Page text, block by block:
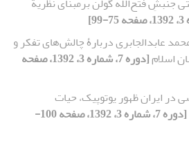
عابدالجابری دربارۀ چالش‌های تفکر و
اسلام
[دوره 7، شماره 3، 1392، صفحه
در ایران ظهور یوتوپیک، حیات
[دوره 7، شماره 3، 1392، صفحه 100-